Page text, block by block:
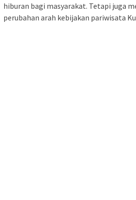
hiburan bagi masyarakat. Tetapi juga
perubahan arah kebijakan pariwisata